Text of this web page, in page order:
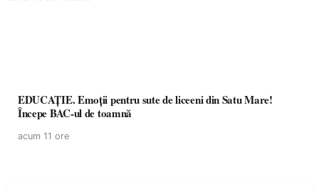
EDUCAȚIE. Emoții pentru sute de liceeni din Satu Mare!
Începe BAC-ul de toamnă
acum 11 ore